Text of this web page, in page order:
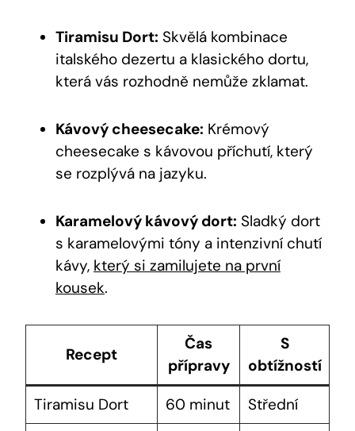
Tiramisu Dort: Skvělá kombinace
italského dezertu a klasického dortu,
která vás rozhodně nemůže zklamat.
Kávový cheesecake: Krémový
cheesecake s kávovou příchutí, který
se rozplývá na jazyku.
Karamelový kávový dort: Sladký dort
s karamelovými tóny a intenzivní chutí
kávy, který si zamilujete na první
kousek.
Recept
Čas
přípravy
S
obtížností
Tiramisu Dort
60 minut
Střední